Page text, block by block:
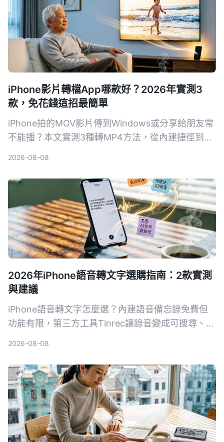
iPhone影片轉檔App哪款好？2026年實測3
款，免花錢這招最簡單
iPhone拍的MOV影片傳到Windows或分享給朋友常
不能播？本文實測3種轉MP4方法，從內建捷徑到專
2026-08-08
2026年iPhone語音轉文字選購指南：2款實測
與建議
iPhone語音轉文字怎麼選？內建語音備忘錄免費但
功能有限，第三方工具Tinrec讓錄音變成可搜尋、可
2026-08-08